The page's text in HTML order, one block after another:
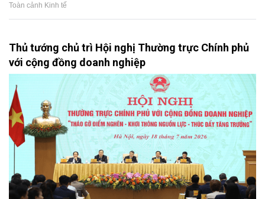
Toàn cảnh Kinh tế
Thủ tướng chủ trì Hội nghị Thường trực Chính phủ
với cộng đồng doanh nghiệp